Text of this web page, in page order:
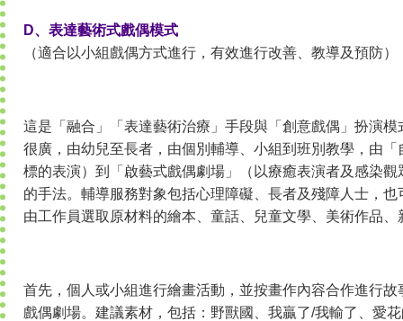
D、表達藝術式戲偶模式
（適合以小組戲偶方式進行，有效進行改善、教導及預防）
這是「融合」「表達藝術治療」手段與「創意戲偶」扮演
很廣，由幼兒至長者，由個別輔導、小組到班別教學，由
標的表演）到「啟藝式戲偶劇場」（以療癒表演者及感染
的手法。輔導服務對象包括心理障礙、長者及殘障人士，
由工作員選取原材料的繪本、童話、兒童文學、美術作品
首先，個人或小組進行繪畫活動，並按畫作內容合作進行
戲偶劇場。建議素材，包括：野獸國、我贏了/我輸了、愛